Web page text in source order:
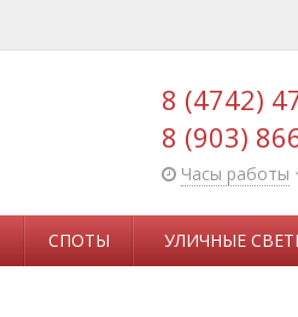
8 (4742)
8 (903)
Часы работы
СПОТЫ УЛИЧНЫЕ